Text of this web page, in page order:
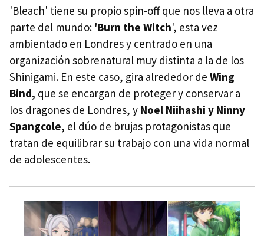
'Bleach' tiene su propio spin-off que nos lleva a otra
parte del mundo: 'Burn the Witch', esta vez
ambientado en Londres y centrado en una
organización sobrenatural muy distinta a la de los
Shinigami. En este caso, gira alrededor de Wing
Bind, que se encargan de proteger y conservar a
los dragones de Londres, y Noel Niihashi y Ninny
Spangcole, el dúo de brujas protagonistas que
tratan de equilibrar su trabajo con una vida normal
de adolescentes.